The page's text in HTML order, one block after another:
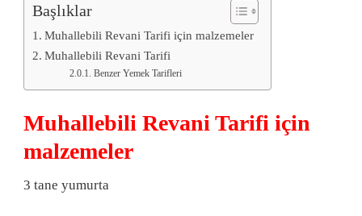
Başlıklar
Muhallebili Revani Tarifi için malzemeler
Muhallebili Revani Tarifi
Benzer Yemek Tarifleri
Muhallebili Revani Tarifi için
malzemeler
3 tane yumurta